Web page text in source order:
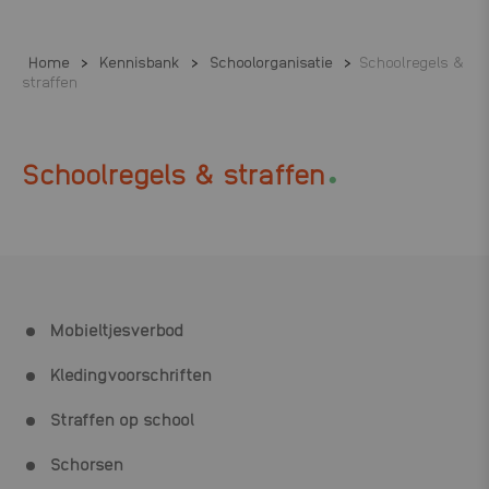
Home > Kennisbank > Schoolorganisatie > Schoolregels &
straffen
Schoolregels & straffen.
Mobieltjesverbod
Kledingvoorschriften
Straffen op school
Schorsen
mening en ervaringen van ouders over het huidige onderwijs in
met professionals, overheid en politiek. En we verbeteren de